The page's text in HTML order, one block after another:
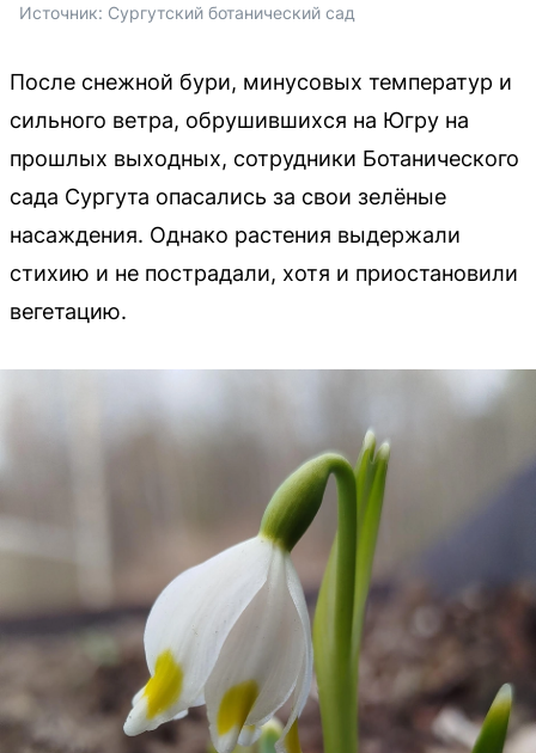
Источник: Сургутский ботанический сад
После снежной бури, минусовых температур и
сильного ветра, обрушившихся на Югру на
прошлых выходных, сотрудники Ботанического
сада Сургута опасались за свои зелёные
насаждения. Однако растения выдержали
стихию и не пострадали, хотя и приостановили
вегетацию.